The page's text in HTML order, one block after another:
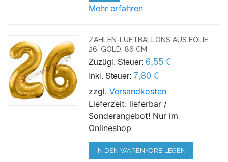
Mehr erfahren
ZAHLEN-LUFTBALLONS AUS FOLIE,
26, GOLD, 86 CM
Zuzügl. Steuer: 6,55 €
Inkl. Steuer: 7,80 €
zzgl.Versandkosten
Lieferzeit: lieferbar /
Sonderangebot! Nur im
Onlineshop
IN DEN WARENKORB LEGEN